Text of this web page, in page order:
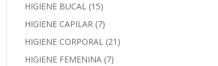
HIGIENE BUCAL (15)
HIGIENE CAPILAR (7)
HIGIENE CORPORAL (21)
HIGIENE FEMENINA (7)